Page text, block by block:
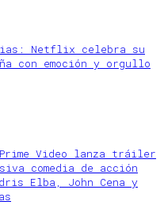
Netflix celebra su
con emoción y orgullo
Video lanza tráiler
comedia de acción
Elba, John Cena y